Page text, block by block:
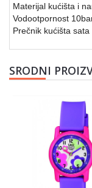
Materijal kućišta i
Vodootpornost
Prečnik kućišta sata
SRODNI